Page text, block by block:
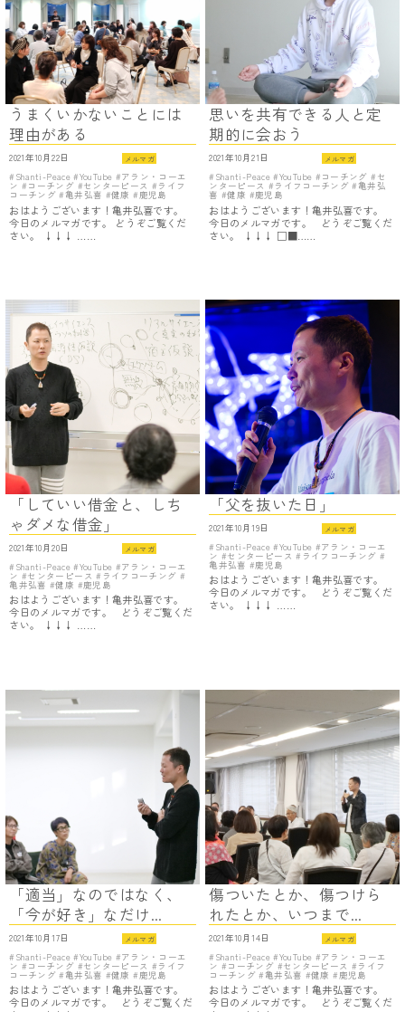
うまくいかないことには
理由がある
2021年10月22日 メルマガ
Shanti-Peace YouTube アラン・コーエ
ン コーチング センターピース ライフ
コーチング 亀井弘喜 健康 鹿児島
おはようございます！亀井弘喜です。
今日のメルマガです。 どうぞご覧くだ
さい。 ↓↓↓ ……
思いを共有できる人と定
期的に会おう
2021年10月21日 メルマガ
Shanti-Peace YouTube コーチング セ
ンターピース ライフコーチング 亀井弘
喜 健康 鹿児島
おはようございます！亀井弘喜です。
今日のメルマガです。 どうぞご覧くだ
さい。 ↓↓↓ □■……
「していい借金と、しち
ゃダメな借金」
2021年10月20日 メルマガ
Shanti-Peace YouTube アラン・コーエ
ン センターピース ライフコーチング
亀井弘喜 健康 鹿児島
おはようございます！亀井弘喜です。
今日のメルマガです。 どうぞご覧くだ
さい。 ↓↓↓ ……
「父を抜いた日」
2021年10月19日 メルマガ
Shanti-Peace YouTube アラン・コーエ
ン センターピース ライフコーチング
亀井弘喜 鹿児島
おはようございます！亀井弘喜です。
今日のメルマガです。 どうぞご覧くだ
さい。 ↓↓↓ ……
「適当」なのではなく、
「今が好き」なだけ...
2021年10月17日 メルマガ
Shanti-Peace YouTube アラン・コーエ
ン コーチング センターピース ライフ
コーチング 亀井弘喜 健康 鹿児島
おはようございます！亀井弘喜です。
今日のメルマガです。 どうぞご覧くだ
傷ついたとか、傷つけら
れたとか、いつまで...
2021年10月14日 メルマガ
Shanti-Peace YouTube アラン・コーエ
ン コーチング センターピース ライフ
コーチング 亀井弘喜 健康 鹿児島
おはようございます！亀井弘喜です。
今日のメルマガです。 どうぞご覧くだ